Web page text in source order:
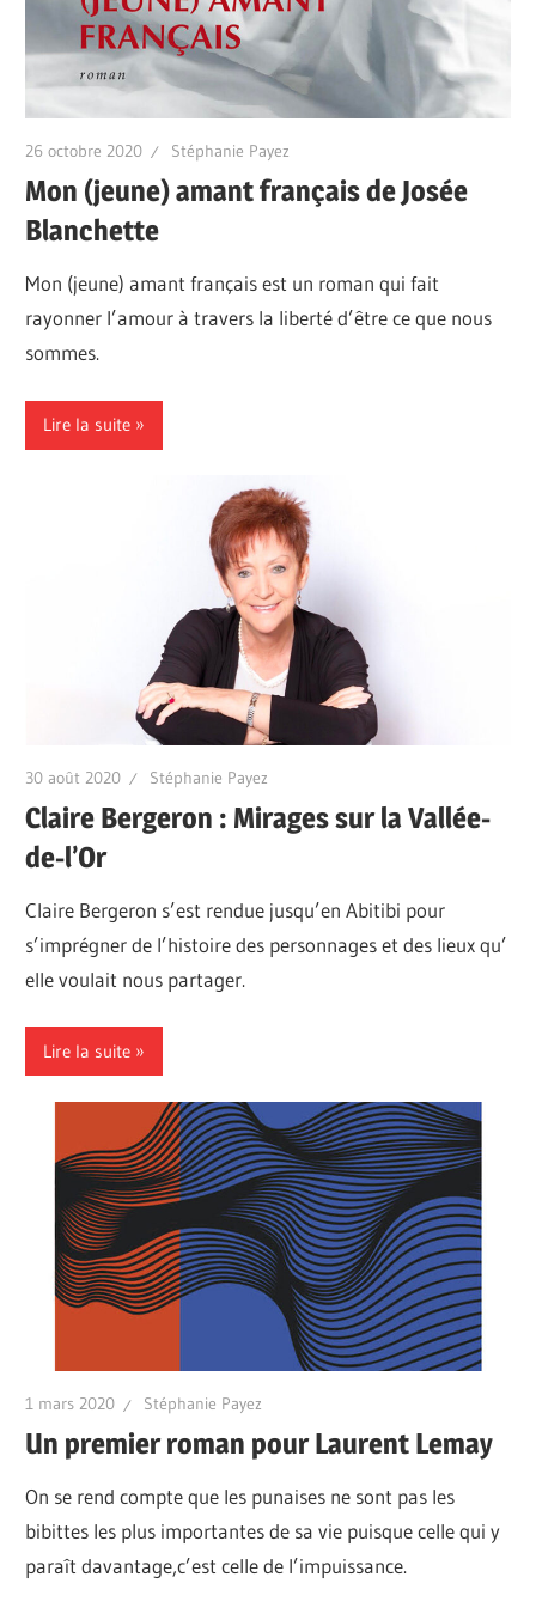
26 octobre 2020 Stéphanie Payez
Mon (jeune) amant français de Josée
Blanchette
Mon (jeune) amant français est un roman qui fait
rayonner l’amour à travers la liberté d’être ce que nous
sommes.
Lire la suite
30 août 2020 Stéphanie Payez
Claire Bergeron : Mirages sur la Vallée-
de-l’Or
Claire Bergeron s’est rendue jusqu’en Abitibi pour
s’imprégner de l’histoire des personnages et des lieux qu’
elle voulait nous partager.
Lire la suite
1 mars 2020 Stéphanie Payez
Un premier roman pour Laurent Lemay
On se rend compte que les punaises ne sont pas les
bibittes les plus importantes de sa vie puisque celle qui y
paraît davantage,c’est celle de l’impuissance.